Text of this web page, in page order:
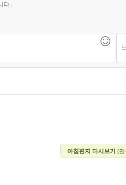
다.
아침편지 다시보기 (